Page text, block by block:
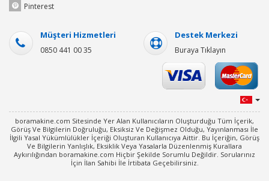
Pinterest
Müşteri Hizmetleri
0850 441 00 35
Destek Merkezi
Buraya Tıklayın
boramakine.com Sitesinde Yer Alan Kullanıcıların Oluşturduğu Tüm İçerik,
Görüş Ve Bilgilerin Doğruluğu, Eksiksiz Ve Değişmez Olduğu, Yayınlanması İle
İlgili Yasal Yükümlülükler İçeriği Oluşturan Kullanıcıya Aittir. Bu İçeriğin, Görüş
Ve Bilgilerin Yanlışlık, Eksiklik Veya Yasalarla Düzenlenmiş Kurallara
Aykırılığından boramakine.com Hiçbir Şekilde Sorumlu Değildir. Sorularınız
İçin İlan Sahibi İle İrtibata Geçebilirsiniz.